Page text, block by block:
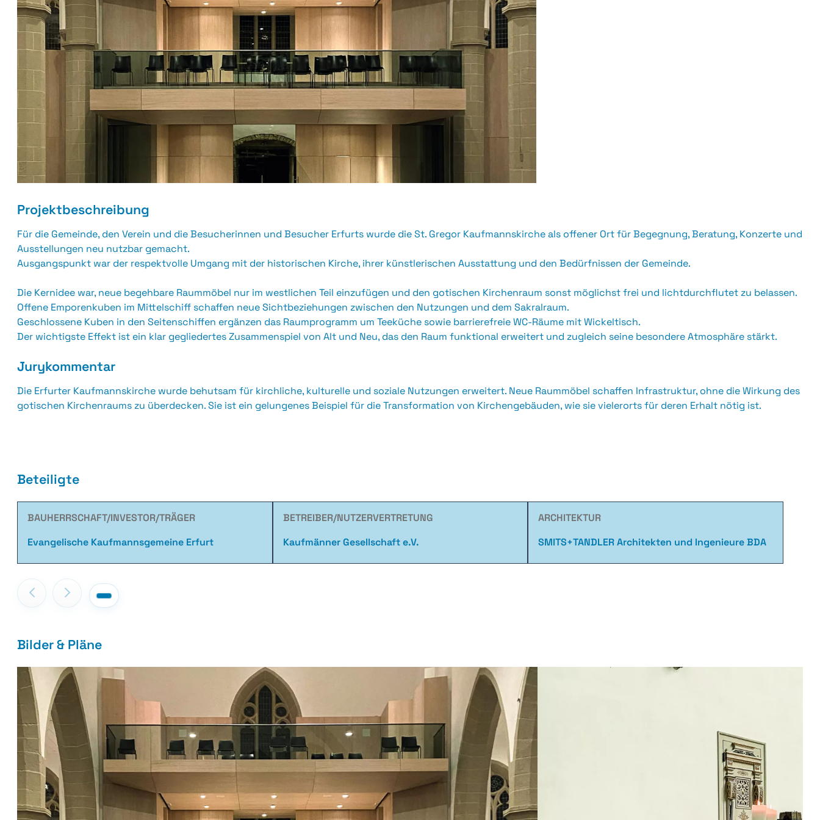
Projektbeschreibung
Für die Gemeinde, den Verein und die Besucherinnen und Besucher Erfurts wurde die St. Gregor Kaufmannskirche als offener Ort für Begegnung, Beratung, Konzerte und
Ausstellungen neu nutzbar gemacht.
Ausgangspunkt war der respektvolle Umgang mit der historischen Kirche, ihrer künstlerischen Ausstattung und den Bedürfnissen der Gemeinde.
Die Kernidee war, neue begehbare Raummöbel nur im westlichen Teil einzufügen und den gotischen Kirchenraum sonst möglichst frei und lichtdurchflutet zu belassen.
Offene Emporenkuben im Mittelschiff schaffen neue Sichtbeziehungen zwischen den Nutzungen und dem Sakralraum.
Geschlossene Kuben in den Seitenschiffen ergänzen das Raumprogramm um Teeküche sowie barrierefreie WC-Räume mit Wickeltisch.
Der wichtigste Effekt ist ein klar gegliedertes Zusammenspiel von Alt und Neu, das den Raum funktional erweitert und zugleich seine besondere Atmosphäre stärkt.
Jurykommentar
Die Erfurter Kaufmannskirche wurde behutsam für kirchliche, kulturelle und soziale Nutzungen erweitert. Neue Raummöbel schaffen Infrastruktur, ohne die Wirkung des
gotischen Kirchenraums zu überdecken. Sie ist ein gelungenes Beispiel für die Transformation von Kirchengebäuden, wie sie vielerorts für deren Erhalt nötig ist.
Beteiligte
BAUHERRSCHAFT/INVESTOR/TRÄGER
Evangelische Kaufmannsgemeine Erfurt
BETREIBER/NUTZERVERTRETUNG
Kaufmänner Gesellschaft e.V.
ARCHITEKTUR
SMITS+TANDLER Architekten und Ingenieure BDA
Bilder & Pläne